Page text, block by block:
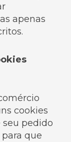
apenas
cookies
seu pedido
que